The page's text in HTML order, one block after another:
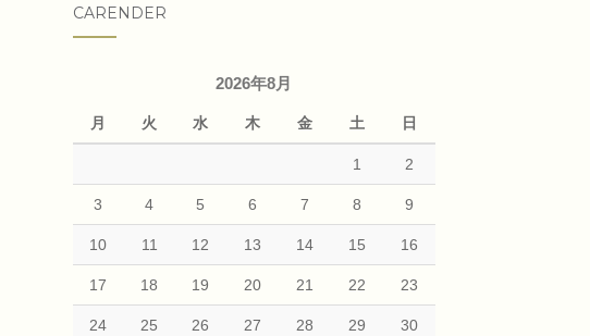
CARENDER
2026年8月
月 火 水 木 金 土 日
1 2
3 4 5 6 7 8 9
10 11 12 13 14 15 16
17 18 19 20 21 22 23
24 25 26 27 28 29 30